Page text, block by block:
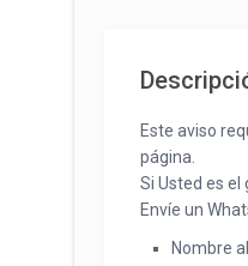
Este aviso
página.
Si Usted es
Envíe un
Nombre